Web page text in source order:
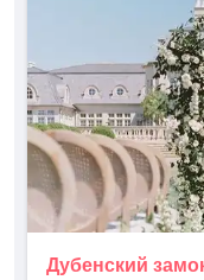
Дубенский